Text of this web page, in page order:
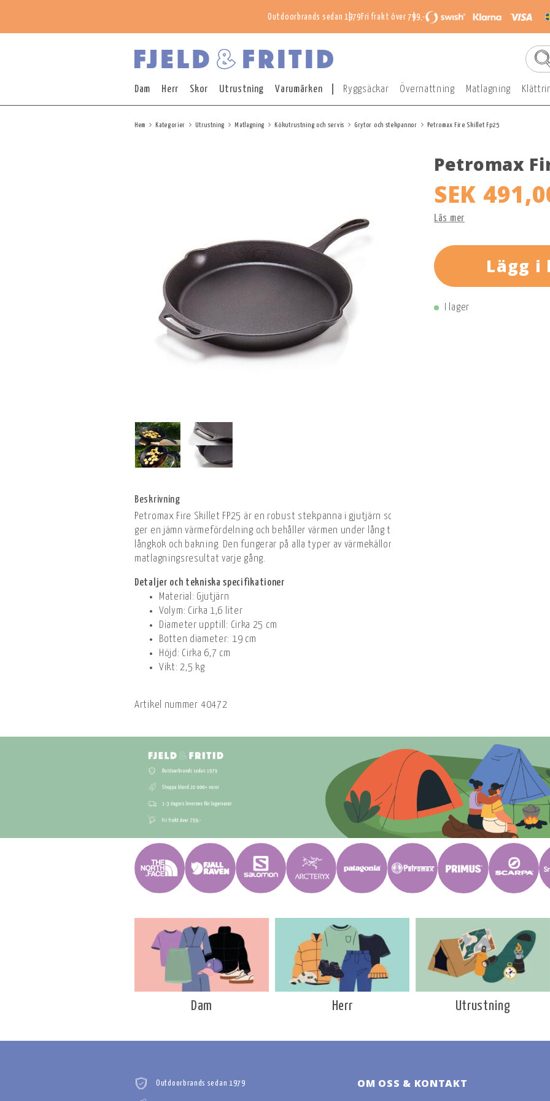
Outdoorbrands sedan 1979 Fri frakt över 799,-
Dam Herr Skor Utrustning Varumärken Ryggsäckar Övernattning Matlagning
Hem Kategorier Utrustning Matlagning Kökutrustning och servis Grytor och stekpannor Petromax Fire Skillet Fp25
Beskrivning
Petromax Fire Skillet FP25 är en robust stekpanna i gjutjärn som passar lika bra för matlagning
ger en jämn värmefördelning och behåller värmen under lång tid, vilket gör pannan idealisk för allt
långkok och bakning. Den fungerar på alla typer av värmekällor, inklusive spis, ugn, induktion och
matlagningsresultat varje gång.
Detaljer och tekniska specifikationer
Material: Gjutjärn
Volym: Cirka 1,6 liter
Diameter upptill: Cirka 25 cm
Botten diameter: 19 cm
Höjd: Cirka 6,7 cm
Vikt: 2,5 kg
Artikel nummer 40472
Petromax
SEK
Läs mer
Lägg i
I lager
Dam Herr Utrustning
Outdoorbrands sedan 1979
OM OSS & KONTAKT